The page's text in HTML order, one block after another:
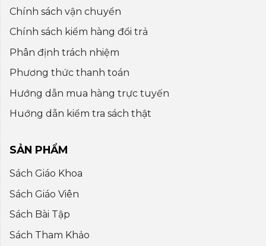
Chính sách vận chuyển
Chính sách kiểm hàng đổi trả
Phân định trách nhiệm
Phương thức thanh toán
Hướng dẫn mua hàng trực tuyến
Huớng dẫn kiểm tra sách thật
SẢN PHẨM
Sách Giáo Khoa
Sách Giáo Viên
Sách Bài Tập
Sách Tham Khảo